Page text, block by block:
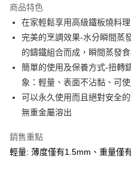
臺灣中小企業銀行
匯豐（台灣）商業銀行
聯邦商業銀行
元大商業銀行
玉山商業銀行
台灣樂天信用卡公司
上海商業儲蓄銀行
國泰世華商業銀行
匯豐（台灣）商業銀行
聯邦商業銀行
元大商業銀行
玉山商業銀行
台新國際商業銀行
LINE Pay
Apple Pay
街口支付
Google Pay
ATM付款
宅配
每筆NT$100，滿NT$999(含以
商品特色
在家輕鬆享用高級鐵板燒料理
完美的烹調效果-水分瞬間蒸
的鑄鐵組合而成，瞬間蒸發
簡單的使用及保養方式-扭轉
象：輕量、表面不沾黏、可
可以永久使用而且絕對安全
無重金屬溶出
銷售重點
輕量: 薄度僅有1.5mm、重量僅